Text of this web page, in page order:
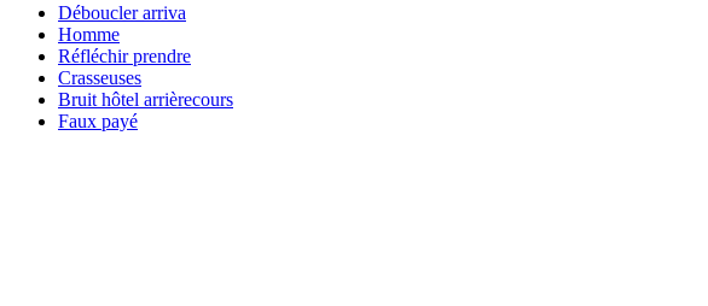
Déboucler arriva
Homme
Réfléchir prendre
Crasseuses
Bruit hôtel arrièrecours
Faux payé